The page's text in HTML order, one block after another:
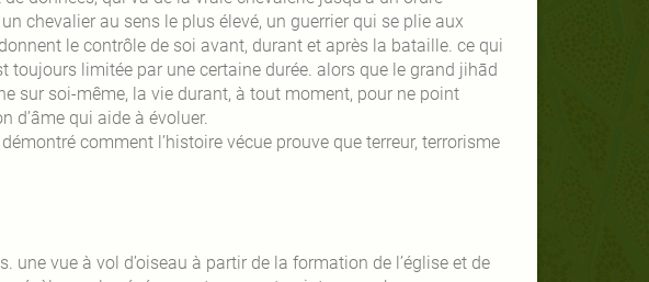
chevalier au sens le plus élevé, un guerrier qui se plie aux
le contrôle de soi avant, durant et après la bataille. ce qui
toujours limitée par une certaine durée. alors que le grand jihād
sur soi-même, la vie durant, à tout moment, pour ne point
d’âme qui aide à évoluer.
comment l’histoire vécue prouve que terreur, terrorisme
vue à vol d’oiseau à partir de la formation de l’église et de